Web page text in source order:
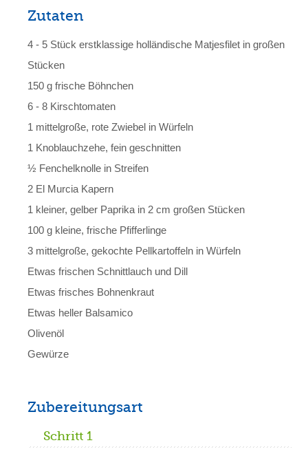
Zutaten
4 - 5 Stück erstklassige holländische Matjesfilet in großen
Stücken
150 g frische Böhnchen
6 - 8 Kirschtomaten
1 mittelgroße, rote Zwiebel in Würfeln
1 Knoblauchzehe, fein geschnitten
½ Fenchelknolle in Streifen
2 El Murcia Kapern
1 kleiner, gelber Paprika in 2 cm großen Stücken
100 g kleine, frische Pfifferlinge
3 mittelgroße, gekochte Pellkartoffeln in Würfeln
Etwas frischen Schnittlauch und Dill
Etwas frisches Bohnenkraut
Etwas heller Balsamico
Olivenöl
Gewürze
Zubereitungsart
Schritt 1